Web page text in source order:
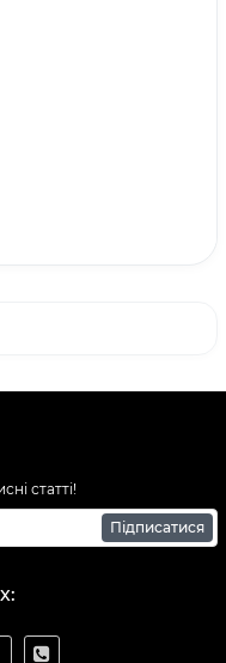
статті!
Підписатися